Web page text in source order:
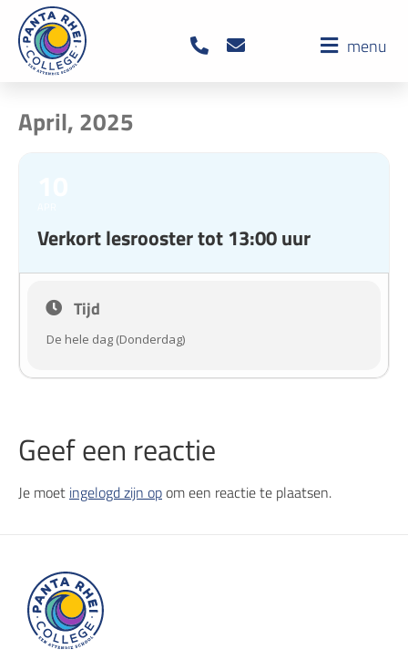
menu
April, 2025
Verkort lesrooster tot 13:00 uur
Tijd
De hele dag (Donderdag)
Geef een reactie
Je moet ingelogd zijn opom een reactie te plaatsen.